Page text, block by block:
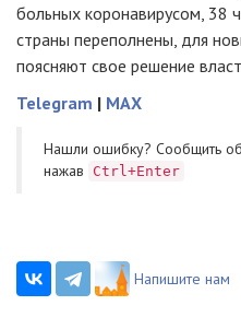
больных коронавирусом, 38
страны переполнены, для
поясняют свое решение
Telegram | MAX
Нашли ошибку? Cообщить
нажав
Ctrl+Enter
Напишите нам